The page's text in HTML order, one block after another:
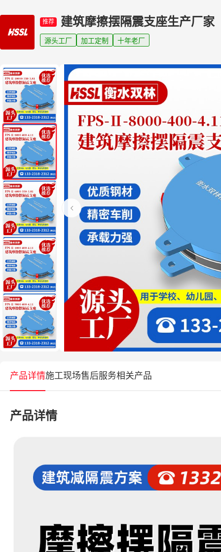
推荐 建筑摩擦摆隔震支座生产厂家
源头工厂 加工定制 十年老厂
产品详情施工现场售后服务相关产品
产品详情